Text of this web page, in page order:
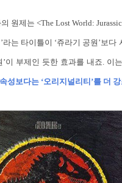
원제는 <The Lost World:
라는 타이틀이 ‘쥬라기 공원’보
’이 부제인 듯한 효과를 내죠. 이
성보다는 ‘오리지널리티’를 더